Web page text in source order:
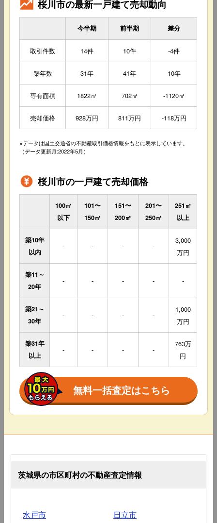
桜川市の最新一戸建て売却動向
今半期 前半期 差分
取引件数 14件 10件 -4件
築年数 31年 41年 10年
専有面積 1822㎡ 702㎡ -1120㎡
売却価格 928万円 811万円 -118万円
※データは国土交通省の不動産取引価格情報をもとに表示しています。
（データ更新月:2022年5月）
桜川市の一戸建て売却価格
100㎡
以下
101〜
150㎡
151〜
200㎡
201〜
250㎡
251㎡
以上
築10年
以内
- - - -
3,000
万円
築11～
20年
- - - - -
築21～
30年
- - - -
1,000
万円
築31年
以上
- - - -
763万
円
無料一括査定はこちら
茨城県の市区町村の不動産査定情報
水戸市 日立市